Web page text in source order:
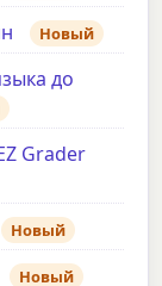
Новый
до
Grader
Новый
Новый